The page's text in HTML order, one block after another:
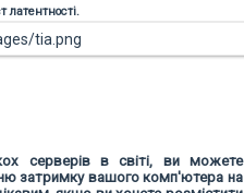
латентності.
серверів в світі, ви можете
затримку вашого комп'ютера на